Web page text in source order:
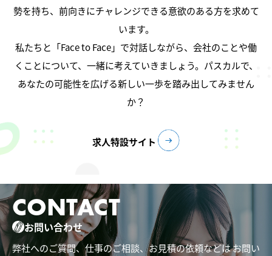
勢を持ち、前向きにチャレンジできる意欲のある方を求めて
います。
私たちと「Face to Face」で対話しながら、会社のことや働
くことについて、一緒に考えていきましょう。パスカルで、
あなたの可能性を広げる新しい一歩を踏み出してみません
か？
求人特設サイト
CONTACT
お問い合わせ
弊社へのご質問、仕事のご相談、お見積の依頼などはお問い